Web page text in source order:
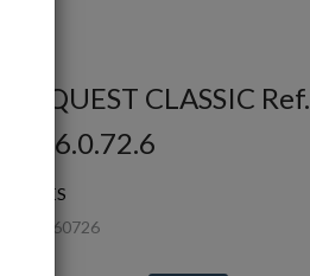
CONQUEST CLASSIC Ref.
L2.286.0.72.6
L22860726